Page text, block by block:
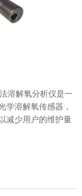
溶解氧分析仪是一
学溶解氧传感器，
减少用户的维护量